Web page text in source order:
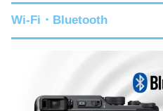
Wi-Fi・Bluetooth